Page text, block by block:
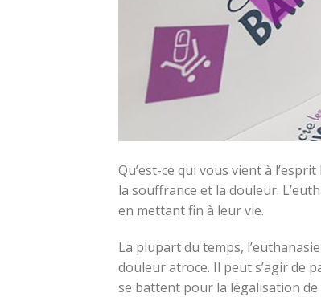
Qu’est-ce qui vous vient à
la souffrance et la douleur.
en mettant fin à leur vie.
La plupart du temps,
douleur atroce. Il peut s’agir de
se battent pour la légalisation de